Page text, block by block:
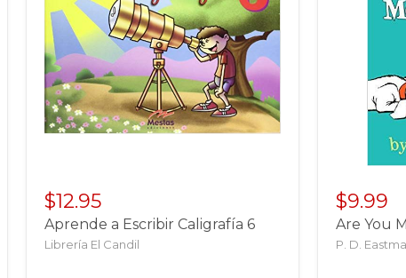
$12.95
Aprende a Escribir Caligrafía 6
Librería El Candil
$9.99
Are You
P. D.